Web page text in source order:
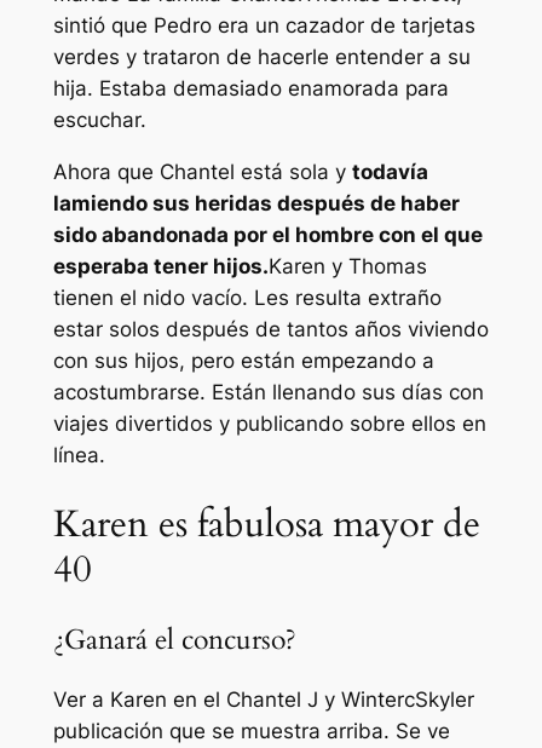
sintió que Pedro era un cazador de tarjetas
verdes y trataron de hacerle entender a su
hija. Estaba demasiado enamorada para
escuchar.
Ahora que Chantel está sola y todavía
lamiendo sus heridas después de haber
sido abandonada por el hombre con el que
esperaba tener hijos.Karen y Thomas
tienen el nido vacío. Les resulta extraño
estar solos después de tantos años viviendo
con sus hijos, pero están empezando a
acostumbrarse. Están llenando sus días con
viajes divertidos y publicando sobre ellos en
línea.
Karen es fabulosa mayor de
40
¿Ganará el concurso?
Ver a Karen en el Chantel J y WintercSkyler
publicación que se muestra arriba. Se ve